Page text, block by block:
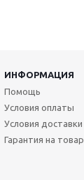
ИНФОРМАЦИЯ
Помощь
Условия оплаты
Условия доставки
Гарантия на товар